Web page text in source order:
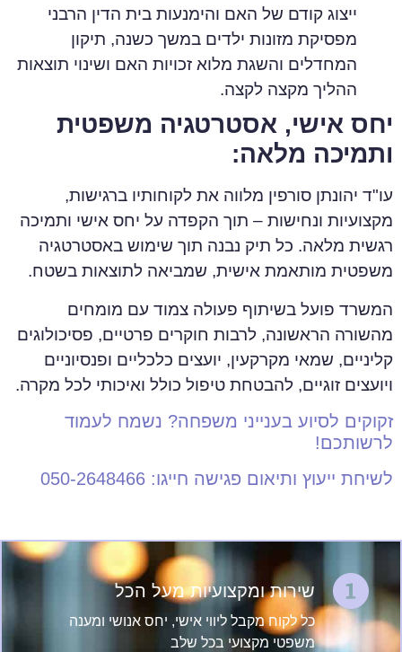
ייצוג קודם של האם והימנעות בית הדין הרבני
מפסיקת מזונות ילדים במשך כשנה, תיקון
המחדלים והשגת מלוא זכויות האם ושינוי תוצאות
ההליך מקצה לקצה.
יחס אישי, אסטרטגיה משפטית
ותמיכה מלאה:
עו"ד יהונתן סורפין מלווה את לקוחותיו ברגישות,
מקצועיות ונחישות – תוך הקפדה על יחס אישי ותמיכה
רגשית מלאה. כל תיק נבנה תוך שימוש באסטרטגיה
משפטית מותאמת אישית, שמביאה לתוצאות בשטח.
המשרד פועל בשיתוף פעולה צמוד עם מומחים
מהשורה הראשונה, לרבות חוקרים פרטיים, פסיכולוגים
קליניים, שמאי מקרקעין, יועצים כלכליים ופנסיוניים
ויועצים זוגיים, להבטחת טיפול כולל ואיכותי לכל מקרה.
זקוקים לסיוע בענייני משפחה? נשמח לעמוד
לרשותכם!
לשיחת ייעוץ ותיאום פגישה חייגו: 050-2648466
שירות ומקצועיות מעל הכל
כל לקוח מקבל ליווי אישי, יחס אנושי ומענה
משפטי מקצועי בכל שלב